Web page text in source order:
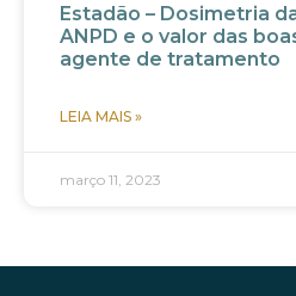
Estadão – Dosimetria
ANPD e o valor das
agente de tratamento
LEIA MAIS »
março 11, 2023